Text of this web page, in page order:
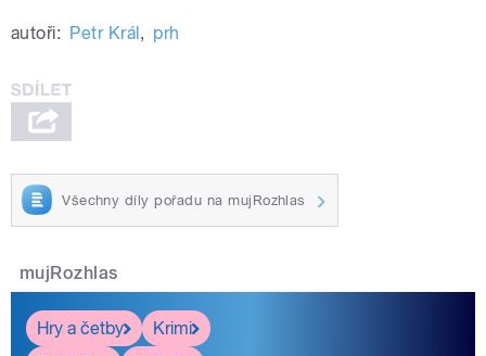
autoři: Petr Král, prh
Všechny díly pořadu na mujRozhlas
mujRozhlas
Hry a četby
Krimi